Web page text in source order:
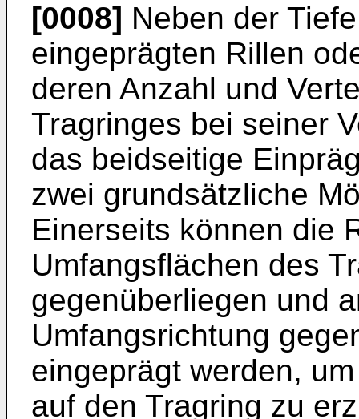
[0008] Neben der
eingeprägten Rillen
deren Anzahl und
Tragringes bei seiner
das beidseitige
zwei grundsätzliche
Einerseits können die
Umfangsflächen des
gegenüberliegen und
Umfangsrichtung
eingeprägt werden,
auf den Tragring zu